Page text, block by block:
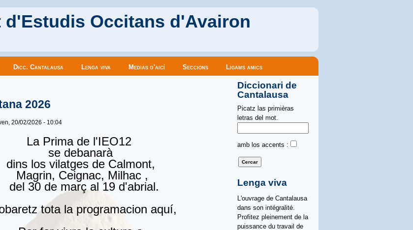
d'Estudis Occitans d'Avairon
Dicc. Cantalausa Lenga viva Medias d'aicí Seccions Ligams amics
2026
20/02/2026 - 10:04
La Prima de l'IEO12
se debanarà
dins los vilatges de Calmont,
Magrin, Ceignac, Milhac ,
del 30 de març al 19 d'abrial.
tota la programacion aquí,
Diccionari de
Cantalausa
Picatz las primièras
letras del mot.
amb los accents :
Lenga viva
L'ouvrage de Cantalausa
dans son intégralité.
Profitez pleinement de la
puissance du travail de